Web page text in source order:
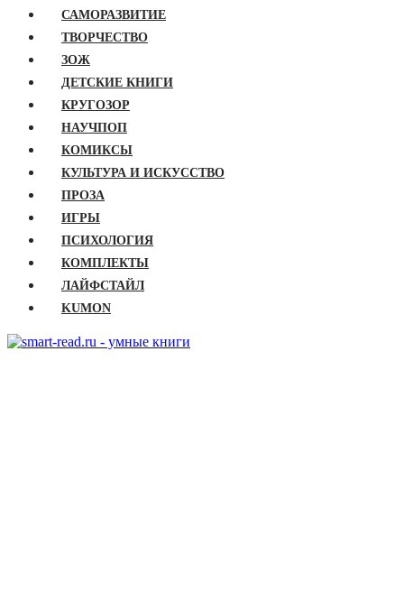
САМОРАЗВИТИЕ
ТВОРЧЕСТВО
ЗОЖ
ДЕТСКИЕ КНИГИ
КРУГОЗОР
НАУЧПОП
КОМИКСЫ
КУЛЬТУРА И ИСКУССТВО
ПРОЗА
ИГРЫ
ПСИХОЛОГИЯ
КОМПЛЕКТЫ
ЛАЙФСТАЙЛ
KUMON